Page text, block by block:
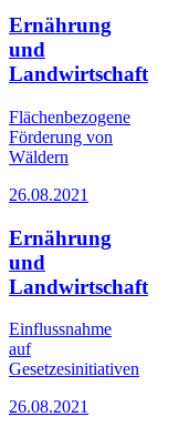
Ernährung
und
Landwirtschaft
Flächenbezogene
Förderung von
Wäldern
26.08.2021
Ernährung
und
Landwirtschaft
Einflussnahme
auf
Gesetzesinitiativen
26.08.2021